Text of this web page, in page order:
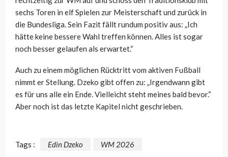
sechs Toren in elf Spielen zur Meisterschaft und zurück in
die Bundesliga. Sein Fazit fällt rundum positiv aus: „Ich
hätte keine bessere Wahl treffen können. Alles ist sogar
noch besser gelaufen als erwartet.“
Auch zu einem möglichen Rücktritt vom aktiven Fußball
nimmt er Stellung. Dzeko gibt offen zu: „Irgendwann gibt
es für uns alle ein Ende. Vielleicht steht meines bald bevor.“
Aber noch ist das letzte Kapitel nicht geschrieben.
Tags : Edin Dzeko WM 2026